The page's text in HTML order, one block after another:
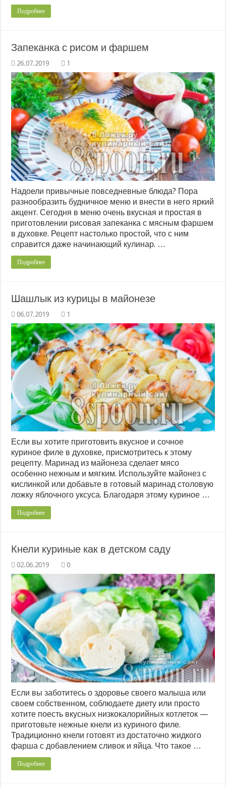
Подробнее
Запеканка с рисом и фаршем
1
Надоели привычные повседневные блюда? Пора
разнообразить будничное меню и внести в него яркий
акцент. Сегодня в меню очень вкусная и простая в
приготовлении рисовая запеканка с мясным фаршем
в духовке. Рецепт настолько простой, что с ним
справится даже начинающий кулинар. …
Подробнее
Шашлык из курицы в майонезе
1
Если вы хотите приготовить вкусное и сочное
куриное филе в духовке, присмотритесь к этому
рецепту. Маринад из майонеза сделает мясо
особенно нежным и мягким. Используйте майонез с
кислинкой или добавьте в готовый маринад столовую
ложку яблочного уксуса. Благодаря этому куриное …
Подробнее
Кнели куриные как в детском саду
0
Если вы заботитесь о здоровье своего малыша или
своем собственном, соблюдаете диету или просто
хотите поесть вкусных низкокалорийных котлеток —
приготовьте нежные кнели из куриного филе.
Традиционно кнели готовят из достаточно жидкого
фарша с добавлением сливок и яйца. Что такое …
Подробнее